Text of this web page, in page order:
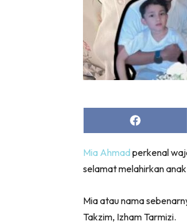
Share
on
Mia Ahmadperkenal
selamat melahirkan
Mia atau nama
Takzim, Izham Tarmizi.